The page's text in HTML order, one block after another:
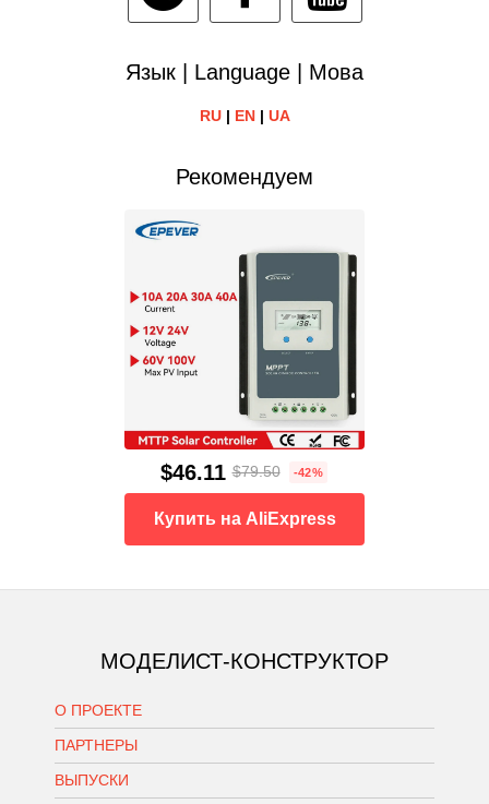
Язык | Language | Мова
RU| EN| UA
Рекомендуем
$46.11 $79.50 -42%
Купить на AliExpress
МОДЕЛИСТ-КОНСТРУКТОР
О ПРОЕКТЕ
ПАРТНЕРЫ
ВЫПУСКИ